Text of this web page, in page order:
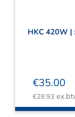
HKC 420W |
€35.00
€28.93